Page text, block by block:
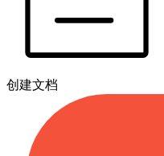
创建文档